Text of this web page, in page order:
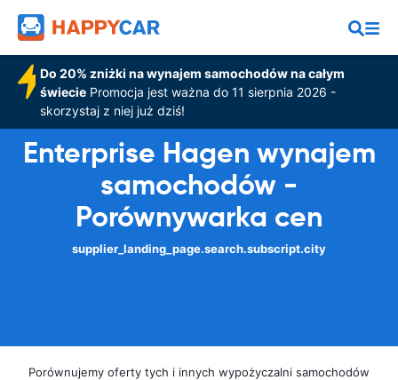
Do 20% zniżki na wynajem samochodów na całym
świeciePromocja jest ważna do 11 sierpnia 2026 -
skorzystaj z niej już dziś!
Enterprise Hagen wynajem
samochodów -
Porównywarka cen
supplier_landing_page.search.subscript.city
Porównujemy oferty tych i innych wypożyczalni samochodów